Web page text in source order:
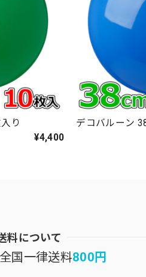
り
¥4,400
デコバルーン
料について
全国一律送料800円